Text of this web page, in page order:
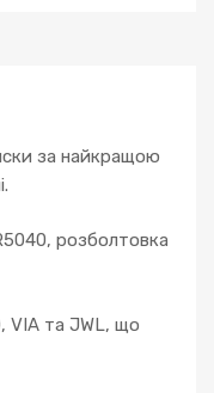
за найкращою
розболтовка
VIA та JWL, що